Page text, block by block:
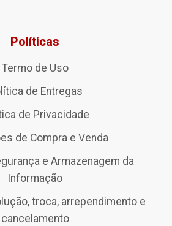
Políticas
Termo de Uso
de Entregas
de Privacidade
de Compra e Venda
e Armazenagem da
Informação
troca, arrependimento e
cancelamento